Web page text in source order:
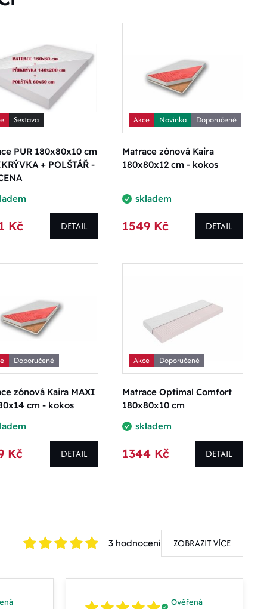
Sestava
PUR 180x80x10 cm
+ POLŠTÁŘ -
Kč DETAIL
Akce Novinka Doporučené
Matrace zónová Kaira
180x80x12 cm - kokos
skladem
1549 Kč DETAIL
Doporučené
zónová Kaira MAXI
cm - kokos
Kč DETAIL
Akce Doporučené
Matrace Optimal Comfort
180x80x10 cm
skladem
1344 Kč DETAIL
3 hodnocení ZOBRAZIT VÍCE
Ověřená